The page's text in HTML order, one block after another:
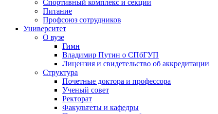
Спортивный комплекс и секции
Питание
Профсоюз сотрудников
Университет
О вузе
Гимн
Владимир Путин о СПбГУП
Лицензия и свидетельство об аккредитации
Структура
Почетные доктора и профессора
Ученый совет
Ректорат
Факультеты и кафедры